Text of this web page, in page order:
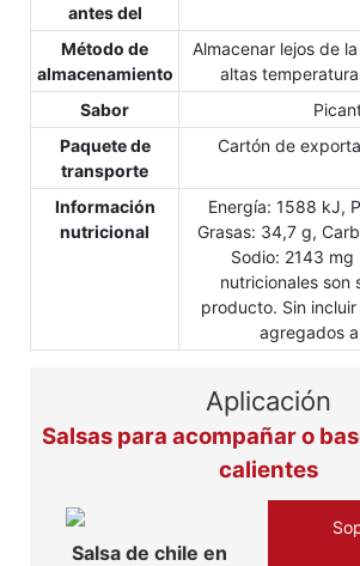
antes del
Método de
almacenamiento
Almacenar lejos de
altas
Sabor
Paquete de
transporte
Cartón de
Información
nutricional
Energía: 1588 kJ,
Grasas: 34,7 g,
Sodio: 2143 mg
nutricionales son
producto. Sin
agregados
Aplicación
Salsas para acompañar o
calientes
Salsa de chile en